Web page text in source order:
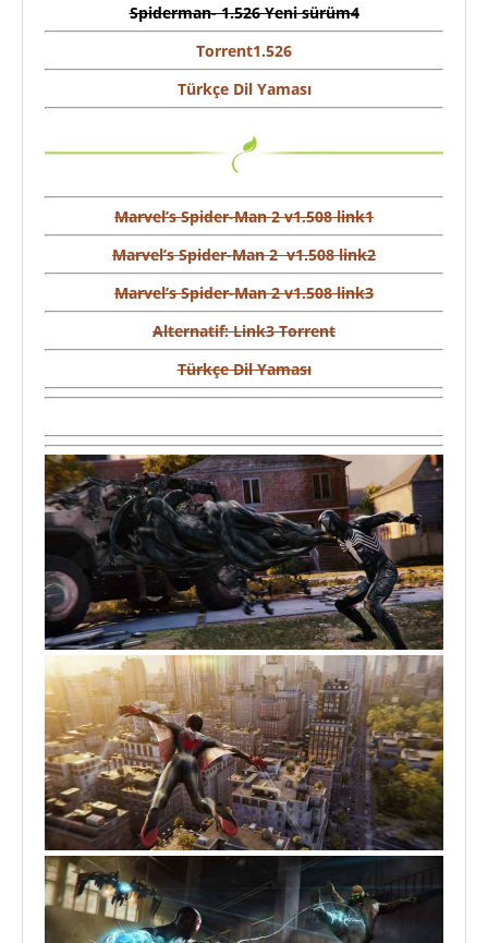
Spiderman- 1.526 Yeni sürüm4
Torrent1.526
Türkçe Dil Yaması
Marvel’s Spider-Man 2 v1.508 link1
Marvel’s Spider-Man 2 v1.508 link2
Marvel’s Spider-Man 2 v1.508 link3
Alternatif: Link3 Torrent
Türkçe Dil Yaması